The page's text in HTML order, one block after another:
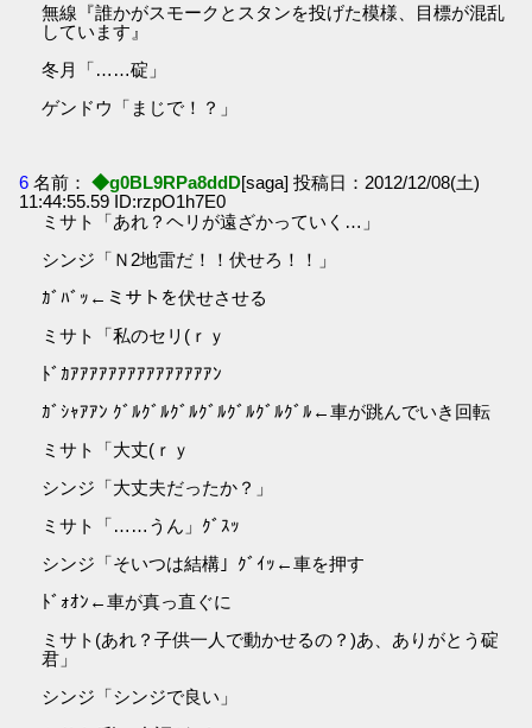
無線『誰かがスモークとスタンを投げた模様、目標が混乱
しています』
冬月「……碇」
ゲンドウ「まじで！？」
6 名前： ◆g0BL9RPa8ddD[saga] 投稿日：2012/12/08(土)
11:44:55.59 ID:rzpO1h7E0
ミサト「あれ？ヘリが遠ざかっていく…」
シンジ「Ｎ2地雷だ！！伏せろ！！」
ｶﾞﾊﾞｯ←ミサトを伏せさせる
ミサト「私のセリ(ｒｙ
ﾄﾞｶｱｱｱｱｱｱｱｱｱｱｱｱｱｱｱﾝ
ｶﾞｼｬｱｱﾝ ｸﾞﾙｸﾞﾙｸﾞﾙｸﾞﾙｸﾞﾙｸﾞﾙｸﾞﾙ←車が跳んでいき回転
ミサト「大丈(ｒｙ
シンジ「大丈夫だったか？」
ミサト「……うん」ｸﾞｽｯ
シンジ「そいつは結構」ｸﾞｲｯ←車を押す
ﾄﾞｫｵﾝ←車が真っ直ぐに
ミサト(あれ？子供一人で動かせるの？)あ、ありがとう碇
君」
シンジ「シンジで良い」